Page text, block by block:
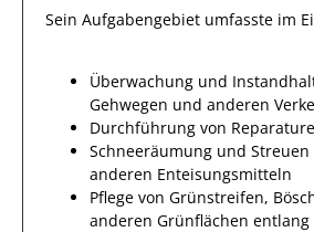
Sein Aufgabengebiet umfasste im
Überwachung und
Gehwegen und anderen
Durchführung von
Schneeräumung und Streuen
anderen Enteisungsmitteln
Pflege von Grünstreifen,
anderen Grünflächen entlang